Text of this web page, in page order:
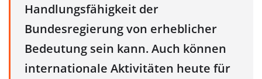
Handlungsfähigkeit der
Bundesregierung von erheblicher
Bedeutung sein kann. Auch können
internationale Aktivitäten heute für